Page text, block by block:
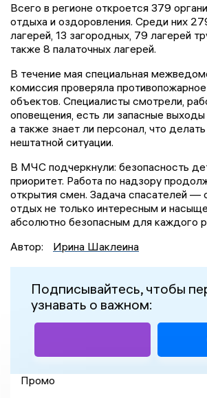
Всего в регионе откроется 379
отдыха и оздоровления. Среди них
лагерей, 13 загородных, 79 лагерей
также 8 палаточных лагерей.
В течение мая специальная
комиссия проверяла
объектов. Специалисты смотрели,
оповещения, есть ли запасные выходы
а также знает ли персонал, что
нештатной ситуации.
В МЧС подчеркнули: безопасность
приоритет. Работа по надзору
открытия смен. Задача спасателей —
отдых не только интересным и
абсолютно безопасным для каждого
Автор:
Ирина Шаклеина
Подписывайтесь, чтобы
узнавать о важном:
Промо